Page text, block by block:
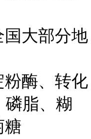
国大部分地
粉酶、转化
磷脂、糊
糖